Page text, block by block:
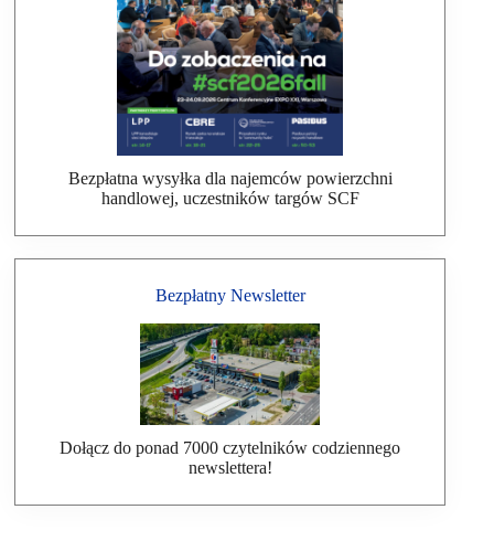
Bezpłatna wysyłka dla najemców powierzchni
handlowej, uczestników targów SCF
Bezpłatny Newsletter
Dołącz do ponad 7000 czytelników codziennego
newslettera!